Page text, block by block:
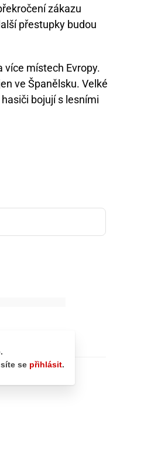
zákazu
přestupky budou
více místech Evropy.
ve Španělsku. Velké
bojují s lesními